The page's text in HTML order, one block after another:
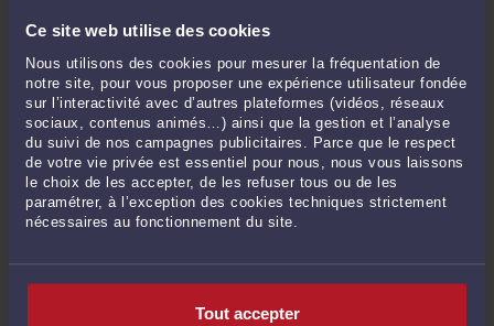
Ce site web utilise des cookies
Nous utilisons des cookies pour mesurer la fréquentation de
notre site, pour vous proposer une expérience utilisateur fondée
sur l’interactivité avec d’autres plateformes (vidéos, réseaux
sociaux, contenus animés…) ainsi que la gestion et l’analyse
du suivi de nos campagnes publicitaires. Parce que le respect
de votre vie privée est essentiel pour nous, nous vous laissons
le choix de les accepter, de les refuser tous ou de les
paramétrer, à l’exception des cookies techniques strictement
nécessaires au fonctionnement du site.
Tout accepter
produits pas les futurs époux, à la poursuite du projet de
mariage de ceux-ci.
Observation n 2: Il est à noter que ces deux procédures ont
été relativement rapides, car en 2 ans les requérant ont été
destinataire non seulement du jugement, mais aussi de
l’arrêt de la Cour d’appel.
En conclusion, même si les procédures peuvent être
légitimement éprouvantes pour les futurs époux confrontés
à uneOpposition à mariage formée par le Procureur de la
recours, y compris en cas de décision défavorable en
première instance, en portant leur affaire devant la Cour
d'appel de Rennes où ils peuvent être représentés par le